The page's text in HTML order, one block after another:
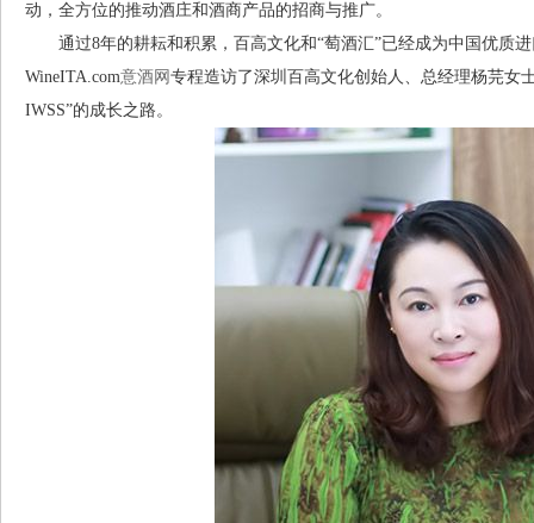
动，全方位的推动酒庄和酒商产品的招商与推广。
通过8年的耕耘和积累，百高文化和“萄酒汇”已经成为中国优质进
WineITA.com意酒网 专程造访了深圳百高文化创始人、总经理杨芫女
IWSS”的成长之路。